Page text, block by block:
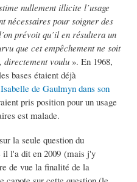
nullement illicite l’usage
nécessaires pour soigner des
prévoit qu’il en résultera un
que cet empêchement ne soit
directement voulu ». En 1968,
bases étaient déjà
de Gaulmyn dans son
pris position pour un usage
est malade.
la seule question du
il l'a dit en 2009 (mais j'y
de vue la finalité de la